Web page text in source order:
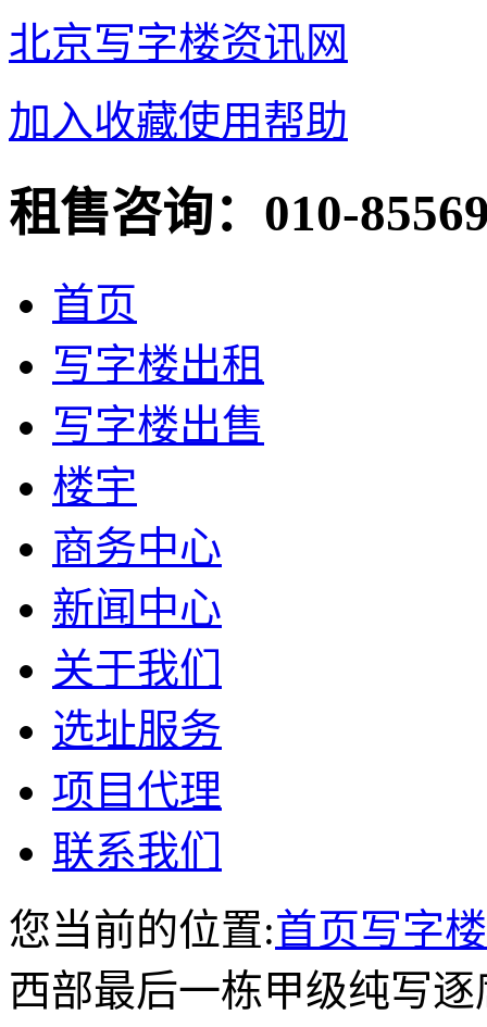
北京写字楼资讯网
加入收藏使用帮助
租售咨询： 010-
首页
写字楼出租
写字楼出售
楼宇
商务中心
新闻中心
关于我们
选址服务
项目代理
联系我们
您当前的位置:首页写字
西部最后一栋甲级纯写